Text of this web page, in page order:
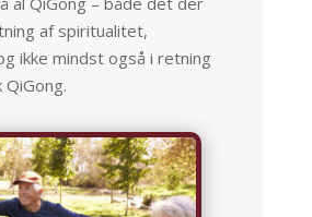
af spiritualitet,
ikke mindst også i retning
QiGong.